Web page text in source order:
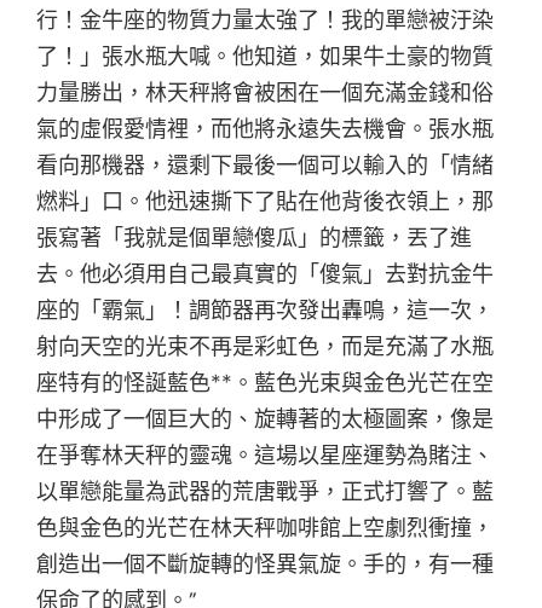
行！金牛座的物質力量太強了！我的單戀被汙染
了！」張水瓶大喊。他知道，如果牛土豪的物質
力量勝出，林天秤將會被困在一個充滿金錢和俗
氣的虛假愛情裡，而他將永遠失去機會。張水瓶
看向那機器，還剩下最後一個可以輸入的「情緒
燃料」口。他迅速撕下了貼在他背後衣領上，那
張寫著「我就是個單戀傻瓜」的標籤，丟了進
去。他必須用自己最真實的「傻氣」去對抗金牛
座的「霸氣」！調節器再次發出轟鳴，這一次，
射向天空的光束不再是彩虹色，而是充滿了水瓶
座特有的怪誕藍色**。藍色光束與金色光芒在空
中形成了一個巨大的、旋轉著的太極圖案，像是
在爭奪林天秤的靈魂。這場以星座運勢為賭注、
以單戀能量為武器的荒唐戰爭，正式打響了。藍
色與金色的光芒在林天秤咖啡館上空劇烈衝撞，
創造出一個不斷旋轉的怪異氣旋。手的，有一種
保命了的感到。”